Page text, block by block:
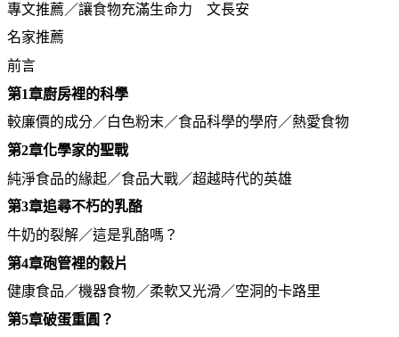
專文推薦／讓食物充滿生命力 文長安
名家推薦
前言
第1章廚房裡的科學
較廉價的成分／白色粉末／食品科學的學府／熱愛食物
第2章化學家的聖戰
純淨食品的緣起／食品大戰／超越時代的英雄
第3章追尋不朽的乳酪
牛奶的裂解／這是乳酪嗎？
第4章砲管裡的穀片
健康食品／機器食物／柔軟又光滑／空洞的卡路里
第5章破蛋重圓？